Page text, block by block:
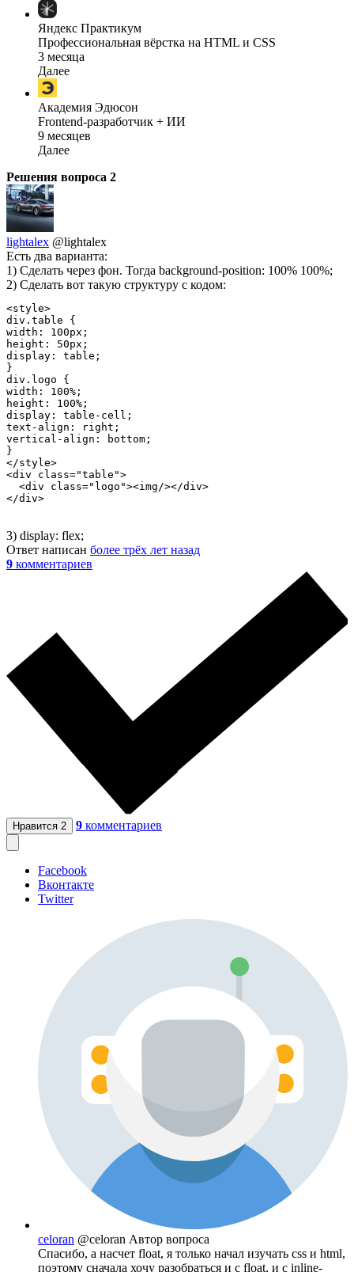
Яндекс Практикум
Профессиональная вёрстка на HTML и CSS
3 месяца
Далее
Академия Эдюсон
Frontend-разработчик + ИИ
9 месяцев
Далее
Решения вопроса 2
lightalex @lightalex
Есть два варианта:
1) Cделать через фон. Тогда background-position: 100% 100%;
2) Сделать вот такую структуру с кодом:
<style>
div.table {
width: 100px;
height: 50px;
display: table;
}
div.logo {
width: 100%;
height: 100%;
display: table-cell;
text-align: right;
vertical-align: bottom;
}
</style>
<div class="table">
  <div class="logo"><img/></div>
</div>
3) display: flex;
Ответ написан более трёх лет назад
9 комментариев
Нравится 2 9 комментариев
Facebook
Вконтакте
Twitter
celoran @celoran Автор вопроса
Спасибо, а насчет float, я только начал изучать css и html,
поэтому сначала хочу разобраться и с float, и с inline-